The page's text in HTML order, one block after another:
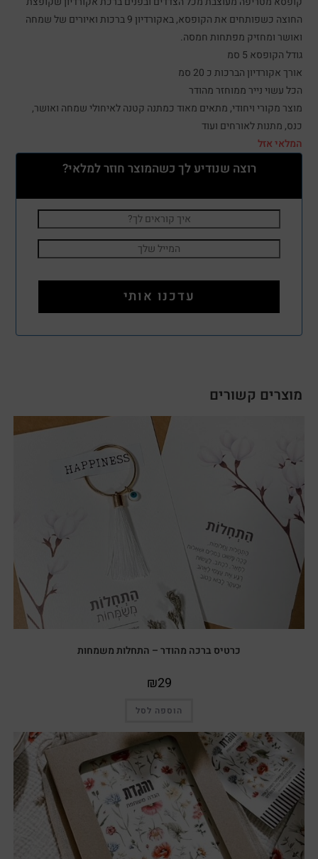
החוצה כשפותחים את הקופסא, באקורדיון 9 ברכות ואיורים של שמחה
ואושר ומחזיק מפתחות חמסה.
גודל הקופסא 5 סמ
אורך אקורדיון הברכות כ 20 סמ
הכל עשוי נייר ממוחזר מהודר
מוצר מקורי ויחודי, מתאים מאוד כמתנה קטנה לאיחולי שמחה ואושר,
כנס, מתנות לאורחים ועוד
המלאי אזל
רוצה שנודיע לך כשהמוצר חוזר למלאי?
מוצרים קשורים
כרטיס ברכה מהודר – התחלות משמחות
₪29
הוספה לסל